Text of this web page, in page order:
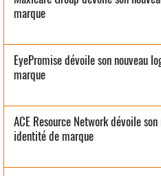
marque
EyePromise dévoile son nouveau
marque
ACE Resource Network dévoile
identité de marque